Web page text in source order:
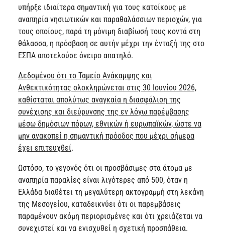
υπήρξε ιδιαίτερα σημαντική για τους κατοίκους με
αναπηρία νησιωτικών και παραθαλάσσιων περιοχών, για
τους οποίους, παρά τη μόνιμη διαβίωσή τους κοντά στη
θάλασσα, η πρόσβαση σε αυτήν μέχρι την ένταξή της στο
ΕΣΠΑ αποτελούσε όνειρο απατηλό.
Δεδομένου ότι το Ταμείο Ανάκαμψης και
Ανθεκτικότητας ολοκληρώνεται στις 30 Ιουνίου 2026,
καθίσταται απολύτως αναγκαία η διασφάλιση της
συνέχισης και διεύρυνσης της εν λόγω παρέμβασης
μέσω δημόσιων πόρων, εθνικών ή ευρωπαϊκών, ώστε να
μην ανακοπεί η σημαντική πρόοδος που μέχρι σήμερα
έχει επιτευχθεί.
Ωστόσο, το γεγονός ότι οι προσβάσιμες στα άτομα με
αναπηρία παραλίες είναι λιγότερες από 500, όταν η
Ελλάδα διαθέτει τη μεγαλύτερη ακτογραμμή στη λεκάνη
της Μεσογείου, καταδεικνύει ότι οι παρεμβάσεις
παραμένουν ακόμη περιορισμένες και ότι χρειάζεται να
συνεχιστεί και να ενισχυθεί η σχετική προσπάθεια.